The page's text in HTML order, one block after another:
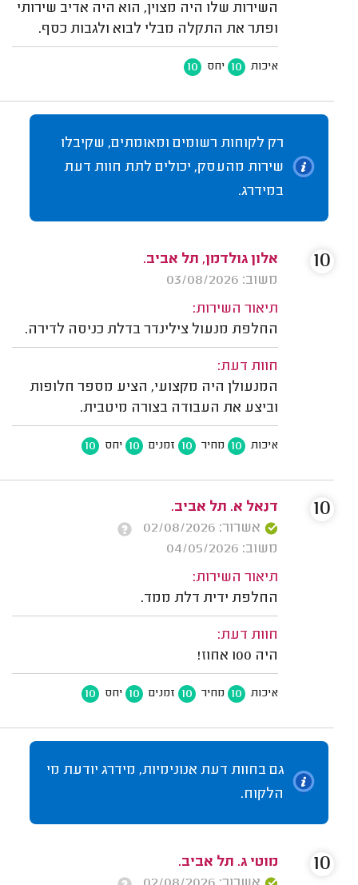
השירות שלו היה מצוין, הוא היה אדיב שירותי
ופתר את התקלה מבלי לבוא ולגבות כסף.
איכות 10 יחס 10
רק לקוחות רשומים ומאומתים, שקיבלו
שירות מהעסק, יכולים לתת חוות דעת
במידרג.
אלון גולדמן, תל אביב.
משוב: 03/08/2026
תיאור השירות:
החלפת מנעול צילינדר בדלת כניסה לדירה.
חוות דעת:
המנעולן היה מקצועי, הציע מספר חלופות
וביצע את העבודה בצורה מיטבית.
איכות 10 מחיר 10 זמנים 10 יחס 10
10
דנאל א. תל אביב.
אשרור: 02/08/2026
משוב: 04/05/2026
תיאור השירות:
החלפת ידית דלת ממד.
חוות דעת:
היה 100 אחוז!
איכות 10 מחיר 10 זמנים 10 יחס 10
10
גם בחוות דעת אנונימיות, מידרג יודעת מי
הלקוח.
מוטי ג. תל אביב.
10